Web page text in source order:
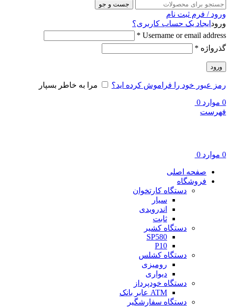
جست و جو
ورود / فرم ثبت نام
ورود ایجاد یک حساب کاربری؟
Username or email address
*
گذرواژه *
ورود
رمز عبور خود را فراموش کرده اید؟ مرا به خاطر بسپار
0 موارد 0
فهرست
0 موارد 0
صفحه اصلی
فروشگاه
دستگاه کارتخوان
سیار
اندرویدی
ثابت
دستگاه کشیر
SP580
P10
دستگاه کشلس
رومیزی
دیواری
دستگاه خودپرداز
ATM عابر بانک
دستگاه سفارشگیر